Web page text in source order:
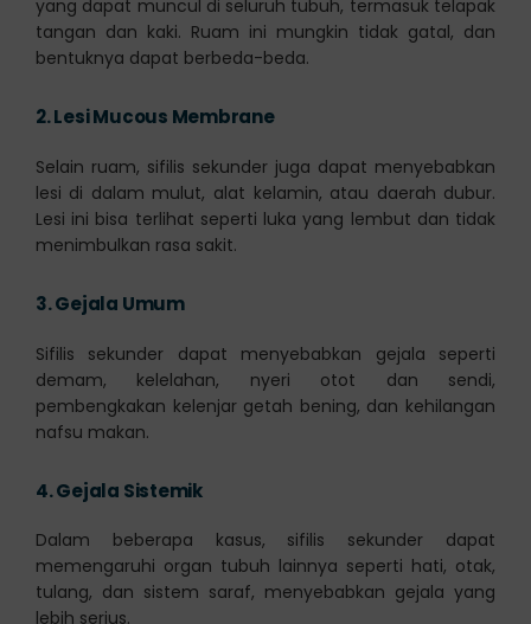
yang dapat muncul di seluruh tubuh, termasuk telapak
tangan dan kaki. Ruam ini mungkin tidak gatal, dan
bentuknya dapat berbeda-beda.
2.Lesi Mucous Membrane
Selain ruam, sifilis sekunder juga dapat menyebabkan
lesi di dalam mulut, alat kelamin, atau daerah dubur.
Lesi ini bisa terlihat seperti luka yang lembut dan tidak
menimbulkan rasa sakit.
3.Gejala Umum
Sifilis sekunder dapat menyebabkan gejala seperti
demam, kelelahan, nyeri otot dan sendi,
pembengkakan kelenjar getah bening, dan kehilangan
nafsu makan.
4.Gejala Sistemik
Dalam beberapa kasus, sifilis sekunder dapat
memengaruhi organ tubuh lainnya seperti hati, otak,
tulang, dan sistem saraf, menyebabkan gejala yang
lebih serius.